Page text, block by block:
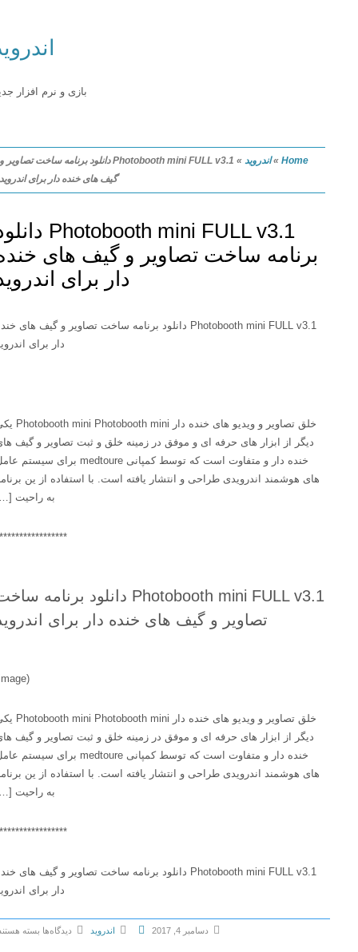
اندروید
بازی و نرم افزار جدید
Home
»اندروید»
Photobooth mini FULL v3.1 دانلود برنامه ساخت تصاویر و
گیف های خنده دار برای اندروید
Photobooth mini FULL v3.1 دانلود
برنامه ساخت تصاویر و گیف های خنده
دار برای اندروید
Photobooth mini FULL v3.1 دانلود برنامه ساخت تصاویر و گیف های خنده
دار برای اندروید
خلق تصاویر و ویدیو های خنده دار Photobooth mini Photobooth mini یکی
دیگر از ابزار های حرفه ای و موفق در زمینه خلق و ثبت تصاویر و گیف های
خنده دار و متفاوت است که توسط کمپانی medtoure برای سیستم عامل
های هوشمند اندرویدی طراحی و انتشار یافته است. با استفاده از ین برنامه
به راحیت […]
******************
Photobooth mini FULL v3.1 دانلود برنامه ساخت
تصاویر و گیف های خنده دار برای اندروید
خلق تصاویر و ویدیو های خنده دار Photobooth mini Photobooth mini یکی
دیگر از ابزار های حرفه ای و موفق در زمینه خلق و ثبت تصاویر و گیف های
خنده دار و متفاوت است که توسط کمپانی medtoure برای سیستم عامل
های هوشمند اندرویدی طراحی و انتشار یافته است. با استفاده از ین برنامه
به راحیت […]
******************
Photobooth mini FULL v3.1 دانلود برنامه ساخت تصاویر و گیف های خنده
دار برای اندروید
دسامبر 4, 2017 اندروید
دیدگاه‌هابسته هستند